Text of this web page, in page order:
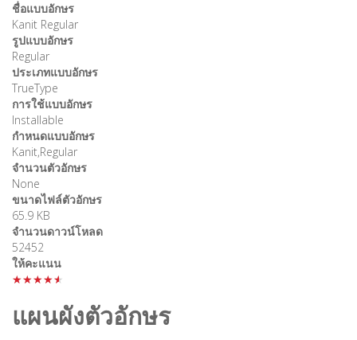
ชื่อแบบอักษร
Kanit Regular
รูปแบบอักษร
Regular
ประเภทแบบอักษร
TrueType
การใช้แบบอักษร
Installable
กำหนดแบบอักษร
Kanit,Regular
จำนวนตัวอักษร
None
ขนาดไฟล์ตัวอักษร
65.9 KB
จำนวนดาวน์โหลด
52452
ให้คะแนน
★★★★★
แผนผังตัวอักษร